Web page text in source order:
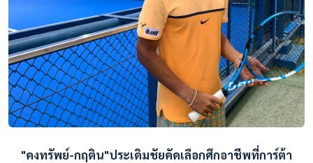
"คงทรัพย์-กฤติน"ประเดิมชัยคัดเลือกศึกอาชีพที่การ์ต้า